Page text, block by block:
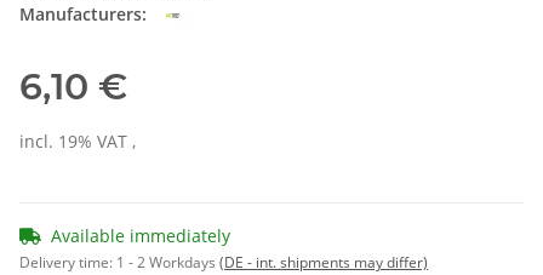
Manufacturers:
6,10 €
incl. 19% VAT ,
Available immediately
Delivery time: 1 - 2 Workdays (DE - int. shipments may differ)